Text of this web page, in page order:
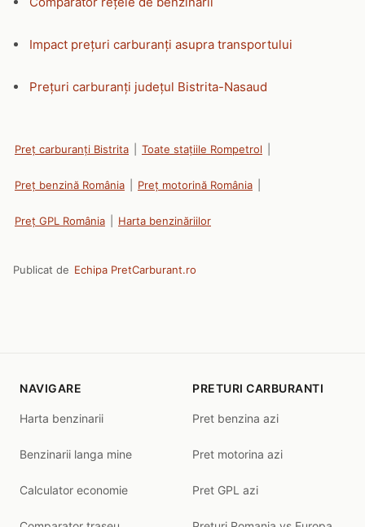
Impact prețuri carburanți asupra transportului
Prețuri carburanți județul Bistrita-Nasaud
Preț carburanți Bistrita Toate stațiile Rompetrol
Preț benzină România Preț motorină România
Preț GPL România Harta benzinăriilor
Publicat de Echipa PretCarburant.ro
NAVIGARE
Harta benzinarii
Benzinarii langa mine
Calculator economie
PRETURI CARBURANTI
Pret benzina azi
Pret motorina azi
Pret GPL azi